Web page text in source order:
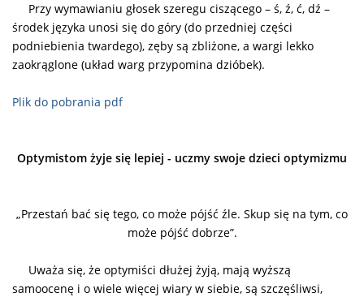
Przy wymawianiu głosek szeregu ciszącego – ś, ź, ć, dź –
środek języka unosi się do góry (do przedniej części
podniebienia twardego), zęby są zbliżone, a wargi lekko
zaokrąglone (układ warg przypomina dzióbek).
Plik do pobrania pdf
Optymistom żyje się lepiej - uczmy swoje dzieci optymizmu
„Przestań bać się tego, co może pójść źle. Skup się na tym, co
może pójść dobrze”.
Uważa się, że optymiści dłużej żyją, mają wyższą
samoocenę i o wiele więcej wiary w siebie, są szczęśliwsi,